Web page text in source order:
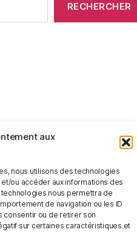
aux
nous utilisons des technologies
ou accéder aux informations des
nous permettra de
de navigation ou les ID
consentir ou de retirer son
sur certaines caractéristiques et
RECHERCHER